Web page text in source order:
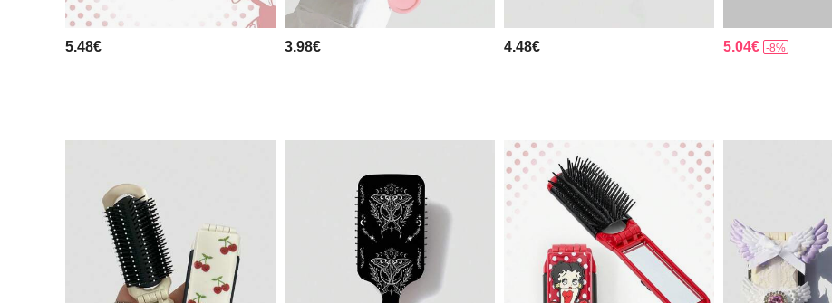
5.48€ 3.98€ 4.48€ 5.04€ -8%